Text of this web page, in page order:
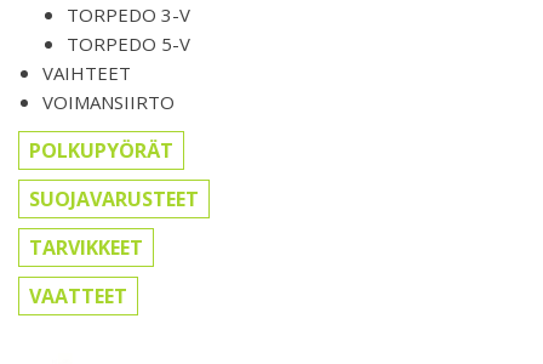
TORPEDO 3-V
TORPEDO 5-V
VAIHTEET
VOIMANSIIRTO
POLKUPYÖRÄT
SUOJAVARUSTEET
TARVIKKEET
VAATTEET